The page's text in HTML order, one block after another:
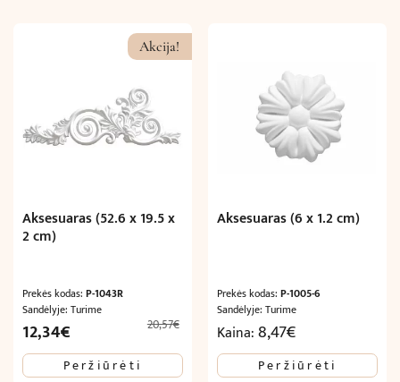
Akcija!
Aksesuaras (52.6 x 19.5 x
2 cm)
Prekės kodas: P-1043R
Sandėlyje: Turime
20,57€
Original
price
was:
12,34€
price
is:
Peržiūrėti
Aksesuaras (6 x 1.2 cm)
Prekės kodas:P-1005-6
Sandėlyje: Turime
Kaina:8,47€
Peržiūrėti